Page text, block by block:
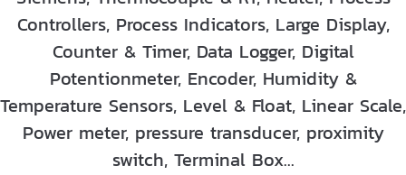
Controllers, Process Indicators, Large Display,
Counter & Timer, Data Logger, Digital
Potentionmeter, Encoder, Humidity &
Temperature Sensors, Level & Float, Linear Scale,
Power meter, pressure transducer, proximity
switch, Terminal Box...